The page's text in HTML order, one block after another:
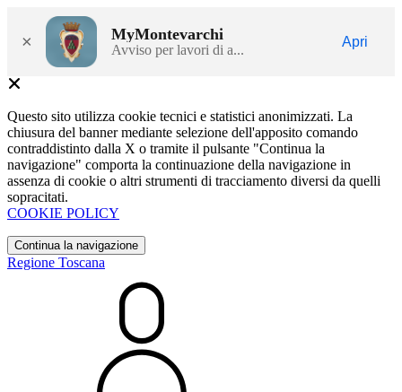
× MyMontevarchi
Avviso per lavori di a...
Apri
Questo sito utilizza cookie tecnici e statistici anonimizzati. La
chiusura del banner mediante selezione dell'apposito comando
contraddistinto dalla X o tramite il pulsante "Continua la
navigazione" comporta la continuazione della navigazione in
assenza di cookie o altri strumenti di tracciamento diversi da quelli
sopracitati.
COOKIE POLICY
Continua la navigazione
Regione Toscana